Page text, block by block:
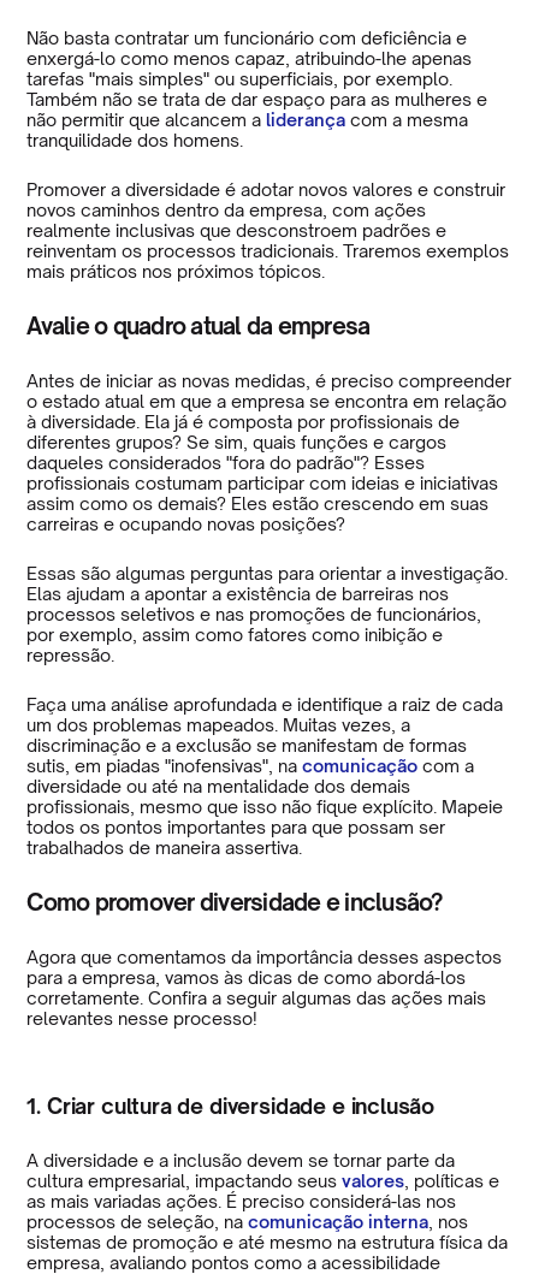
Não basta contratar um funcionário com deficiência e
enxergá-lo como menos capaz, atribuindo-lhe apenas
tarefas "mais simples" ou superficiais, por exemplo.
Também não se trata de dar espaço para as mulheres e
não permitir que alcancem a liderança com a mesma
tranquilidade dos homens.
Promover a diversidade é adotar novos valores e construir
novos caminhos dentro da empresa, com ações
realmente inclusivas que desconstroem padrões e
reinventam os processos tradicionais. Traremos exemplos
mais práticos nos próximos tópicos.
Avalie o quadro atual da empresa
Antes de iniciar as novas medidas, é preciso compreender
o estado atual em que a empresa se encontra em relação
à diversidade. Ela já é composta por profissionais de
diferentes grupos? Se sim, quais funções e cargos
daqueles considerados "fora do padrão"? Esses
profissionais costumam participar com ideias e iniciativas
assim como os demais? Eles estão crescendo em suas
carreiras e ocupando novas posições?
Essas são algumas perguntas para orientar a investigação.
Elas ajudam a apontar a existência de barreiras nos
processos seletivos e nas promoções de funcionários,
por exemplo, assim como fatores como inibição e
repressão.
Faça uma análise aprofundada e identifique a raiz de cada
um dos problemas mapeados. Muitas vezes, a
discriminação e a exclusão se manifestam de formas
sutis, em piadas "inofensivas", na comunicação com a
diversidade ou até na mentalidade dos demais
profissionais, mesmo que isso não fique explícito. Mapeie
todos os pontos importantes para que possam ser
trabalhados de maneira assertiva.
Como promover diversidade e inclusão?
Agora que comentamos da importância desses aspectos
para a empresa, vamos às dicas de como abordá-los
corretamente. Confira a seguir algumas das ações mais
relevantes nesse processo!
1. Criar cultura de diversidade e inclusão
A diversidade e a inclusão devem se tornar parte da
cultura empresarial, impactando seus valores , políticas e
as mais variadas ações. É preciso considerá-las nos
processos de seleção, na comunicação interna , nos
sistemas de promoção e até mesmo na estrutura física da
empresa, avaliando pontos como a acessibilidade